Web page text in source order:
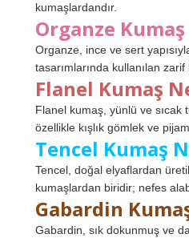
kumaşlardandır.
Organze
Organze, ince ve sert
tasarımlarında kullanılan zarif
Flanel Kumaş
Flanel kumaş, yünlü ve sıcak
özellikle kışlık gömlek ve
Tencel Kumaş
Tencel, doğal elyaflardan
kumaşlardan biridir; nefes
Gabardin
Gabardin, sık dokunmuş ve